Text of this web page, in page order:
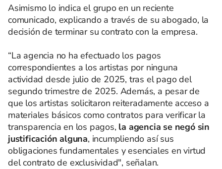
Asimismo lo indica el grupo en un reciente
comunicado, explicando a través de su abogado, la
decisión de terminar su contrato con la empresa.
“La agencia no ha efectuado los pagos
correspondientes a los artistas por ninguna
actividad desde julio de 2025, tras el pago del
segundo trimestre de 2025. Además, a pesar de
que los artistas solicitaron reiteradamente acceso a
materiales básicos como contratos para verificar la
transparencia en los pagos, la agencia se negó sin
justificación alguna, incumpliendo así sus
obligaciones fundamentales y esenciales en virtud
del contrato de exclusividad", señalan.